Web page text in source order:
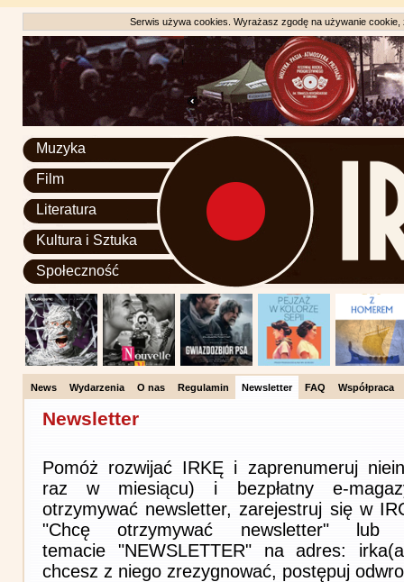
Serwis używa cookies. Wyrażasz zgodę na używanie
Muzyka
Film
Literatura
Kultura i Sztuka
Społeczność
News Wydarzenia O nas Regulamin Newsletter FAQ Współpraca
Newsletter
Pomóż rozwijać IRKĘ i zaprenumeruj
raz w miesiącu) i bezpłatny e-
otrzymywać newsletter, zarejestruj się w
"Chcę otrzymywać newsletter"
temacie "NEWSLETTER" na adres:
chcesz z niego zrezygnować, postępuj